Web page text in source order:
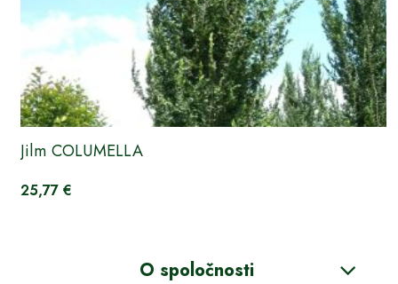
Jilm COLUMELLA
25,77 €
O spoločnosti